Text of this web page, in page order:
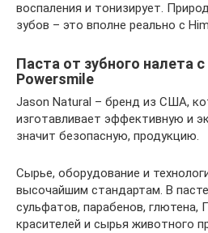
воспаления и тонизирует.
зубов – это вполне реально с
Паста от зубного налета
Powersmile
Jason Natural – бренд из США,
изготавливает эффективную и
значит безопасную, продукцию.
Сырье, оборудование и
высочайшим стандартам. В
сульфатов, парабенов, глютена,
красителей и сырья животного